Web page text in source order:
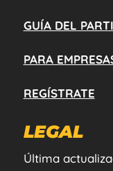
GUÍA DEL
PARA
REGÍSTRATE
LEGAL
Última